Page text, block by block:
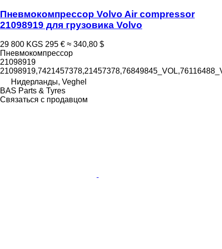
Пневмокомпрессор Volvo Air compressor
21098919 для грузовика Volvo
29 800 KGS 295 € ≈ 340,80 $
Пневмокомпрессор
21098919
Нидерланды, Veghel
BAS Parts & Tyres
Связаться с продавцом